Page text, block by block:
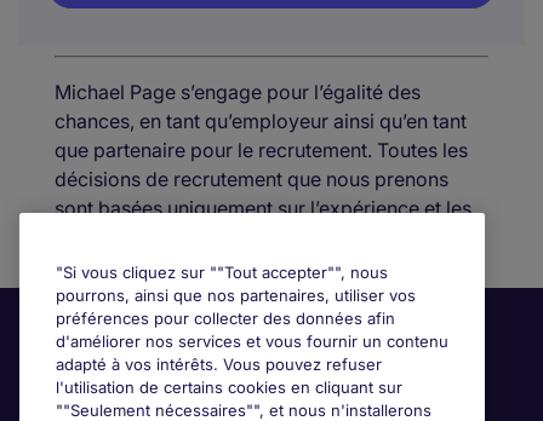
Michael Page s’engage pour l’égalité des
chances, en tant qu’employeur ainsi qu’en tant
que partenaire pour le recrutement. Toutes les
décisions de recrutement que nous prenons
sont basées uniquement sur l’expérience et les
"Si vous cliquez sur ""Tout accepter"", nous
pourrons, ainsi que nos partenaires, utiliser vos
préférences pour collecter des données afin
d'améliorer nos services et vous fournir un contenu
adapté à vos intérêts. Vous pouvez refuser
l'utilisation de certains cookies en cliquant sur
""Seulement nécessaires"", et nous n'installerons